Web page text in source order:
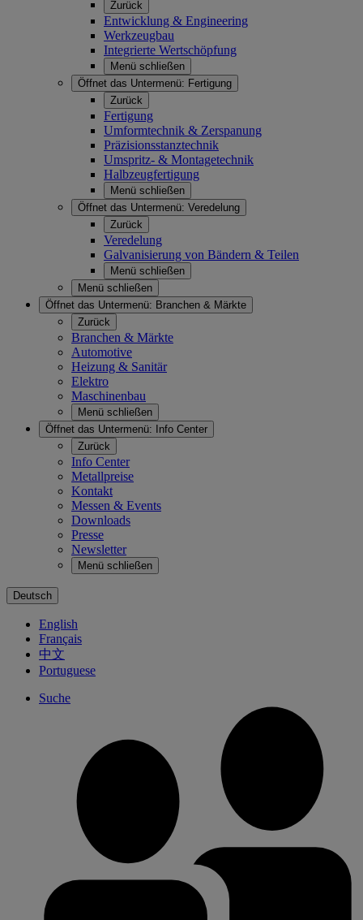
Zurück
Entwicklung & Engineering
Werkzeugbau
Integrierte Wertschöpfung
Menü schließen
Öffnet das Untermenü: Fertigung
Zurück
Fertigung
Umformtechnik & Zerspanung
Präzisionsstanztechnik
Umspritz- & Montagetechnik
Halbzeugfertigung
Menü schließen
Öffnet das Untermenü: Veredelung
Zurück
Veredelung
Galvanisierung von Bändern & Teilen
Menü schließen
Menü schließen
Öffnet das Untermenü: Branchen & Märkte
Zurück
Branchen & Märkte
Automotive
Heizung & Sanitär
Elektro
Maschinenbau
Menü schließen
Öffnet das Untermenü:
Info Center
Zurück
Info Center
Metallpreise
Kontakt
Messen & Events
Downloads
Presse
Newsletter
Menü schließen
Deutsch
English
Français
中文
Portuguese
Suche